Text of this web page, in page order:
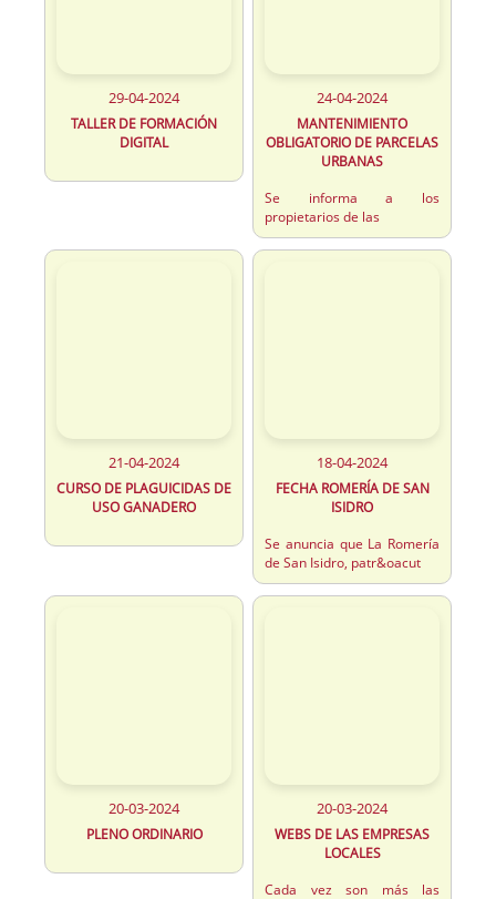
29-04-2024
TALLER DE FORMACIÓN
DIGITAL
24-04-2024
MANTENIMIENTO
OBLIGATORIO DE PARCELAS
URBANAS
Se informa a los
propietarios de las
21-04-2024
CURSO DE PLAGUICIDAS DE
USO GANADERO
18-04-2024
FECHA ROMERÍA DE SAN
ISIDRO
Se anuncia que La Romería
de San Isidro, patr&oacut
20-03-2024
PLENO ORDINARIO
20-03-2024
WEBS DE LAS EMPRESAS
LOCALES
Cada vez son más las